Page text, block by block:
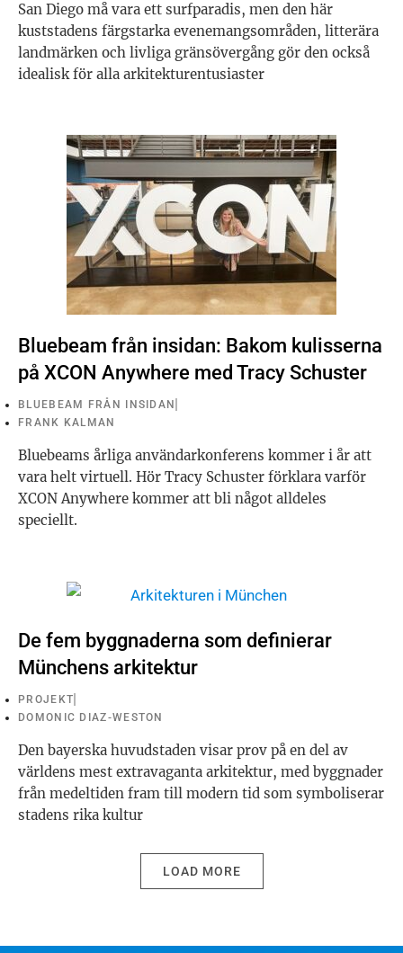
San Diego må vara ett surfparadis, men den här
kuststadens färgstarka evenemangsområden, litterära
landmärken och livliga gränsövergång gör den också
idealisk för alla arkitekturentusiaster
Bluebeam från insidan: Bakom kulisserna
på XCON Anywhere med Tracy Schuster
BLUEBEAM FRÅN INSIDAN
FRANK KALMAN
Bluebeams årliga användarkonferens kommer i år att
vara helt virtuell. Hör Tracy Schuster förklara varför
XCON Anywhere kommer att bli något alldeles
speciellt.
De fem byggnaderna som definierar
Münchens arkitektur
PROJEKT
DOMONIC DIAZ-WESTON
Den bayerska huvudstaden visar prov på en del av
världens mest extravaganta arkitektur, med byggnader
från medeltiden fram till modern tid som symboliserar
stadens rika kultur
LOAD MORE